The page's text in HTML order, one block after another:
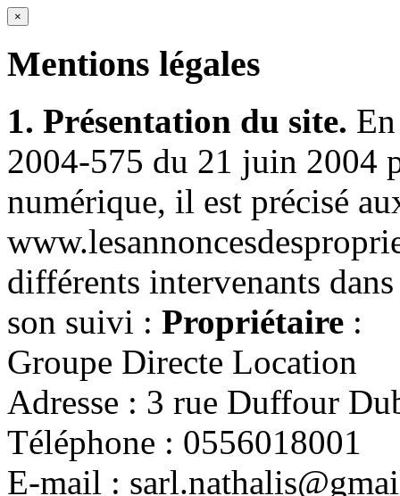
×
Mentions légales
1. Présentation du site.
2004-575 du 21 juin 2004
numérique, il est précisé
différents intervenants
son suivi : Propriétaire :
Groupe Directe Location
Adresse : 3 rue Duffour
Téléphone : 0556018001
E-mail :